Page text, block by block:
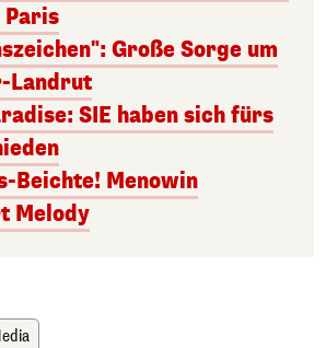
Paris
Große Sorge um
Landrut
SIE haben sich fürs
Beichte! Menowin
Melody